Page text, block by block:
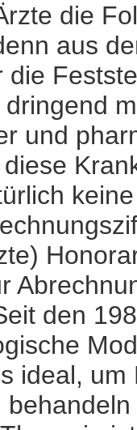
die
aus
die
und
den
ideal,